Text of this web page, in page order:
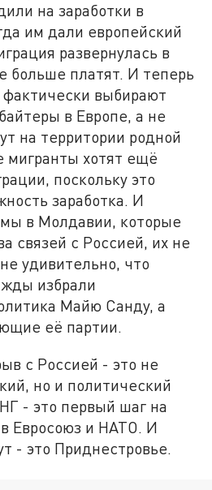
на заработки в
им дали европейский
развернулась в
больше платят. И теперь
выбирают
в Европе, а не
на территории родной
мигранты хотят ещё
поскольку это
заработка. И
в Молдавии, которые
связей с Россией, их не
удивительно, что
избрали
Майю Санду, а
её партии.
с Россией - это не
но и политический
- это первый шаг на
Евросоюз и НАТО. И
- это Приднестровье.